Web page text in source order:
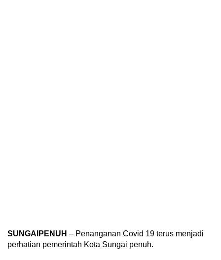
SUNGAIPENUH – Penanganan Covid 19 terus menjadi
perhatian pemerintah Kota Sungai penuh.